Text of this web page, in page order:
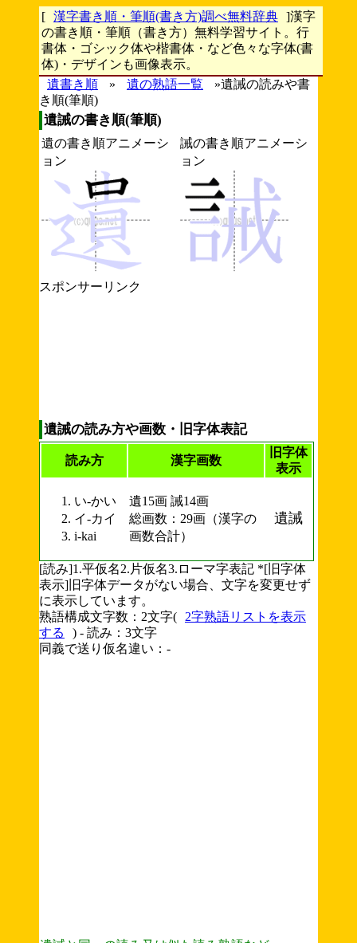
[ 漢字書き順・筆順(書き方)調べ無料辞典 ]漢字
の書き順・筆順（書き方）無料学習サイト。行
書体・ゴシック体や楷書体・など色々な字体(書
体)・デザインも画像表示。
遺書き順
» 遺の熟語一覧
»遺誡の読みや書
き順(筆順)
遺誡の書き順(筆順)
遺の書き順アニメーシ
ョン
誡の書き順アニメーシ
ョン
スポンサーリンク
遺誡の読み方や画数・旧字体表記
読み方 漢字画数
旧字体
表示
い-かい
イ-カイ
i-kai
遺15画 誡14画
総画数：29画（漢字の
画数合計）
遺誡
[読み]1.平仮名2.片仮名3.ローマ字表記 *[旧字体
表示]旧字体データがない場合、文字を変更せず
に表示しています。
熟語構成文字数：2文字(
2字熟語リストを表示
する
) - 読み：3文字
同義で送り仮名違い：-